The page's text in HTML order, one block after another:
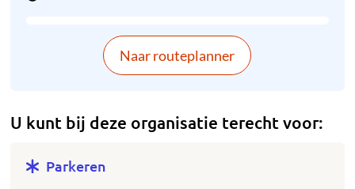
Naar routeplanner
U kunt bij deze organisatie terecht voor:
Parkeren